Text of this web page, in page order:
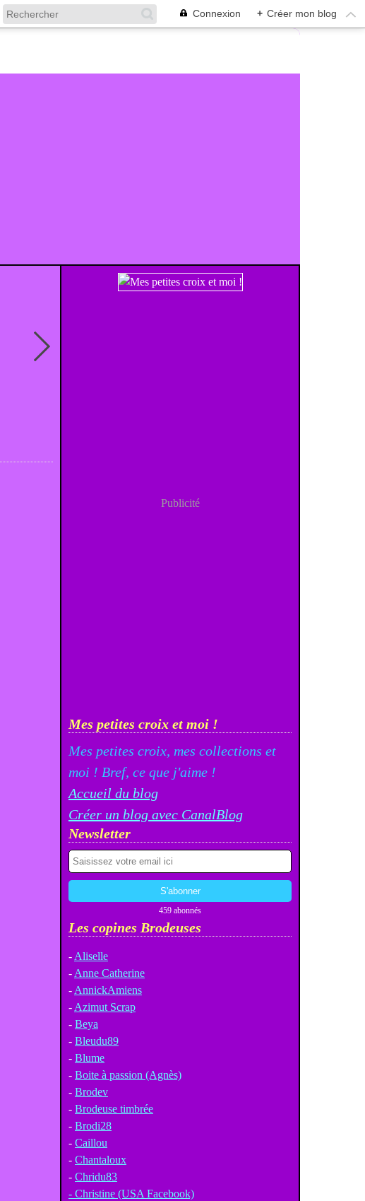
Connexion + Créer mon blog
Publicité
Mes petites croix et moi !
Mes petites croix, mes collections et
moi ! Bref, ce que j'aime !
Accueil du blog
Créer un blog avec CanalBlog
Newsletter
459 abonnés
Les copines Brodeuses
- Aliselle
- Anne Catherine
- AnnickAmiens
- Azimut Scrap
- Beya
- Bleudu89
- Blume
- Boite à passion (Agnès)
- Brodev
- Brodeuse timbrée
- Brodi28
- Caillou
- Chantaloux
- Chridu83
- Christine (USA Facebook)